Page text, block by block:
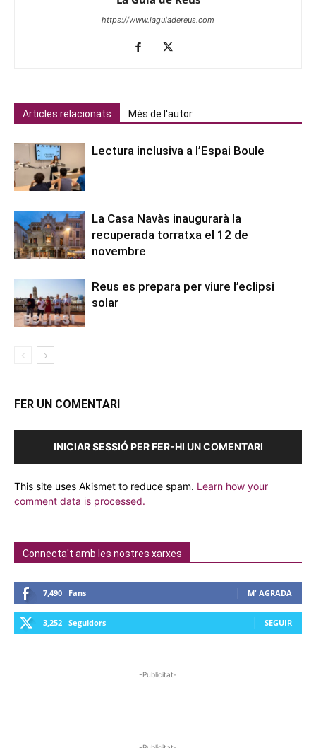
https://www.laguiadereus.com
Articles relacionats Més de l'autor
Lectura inclusiva a l’Espai Boule
La Casa Navàs inaugurarà la
recuperada torratxa el 12 de
novembre
Reus es prepara per viure l’eclipsi
solar
FER UN COMENTARI
INICIAR SESSIÓ PER FER-HI UN COMENTARI
This site uses Akismet to reduce spam. Learn how your
comment data is processed.
Connecta't amb les nostres xarxes
7,490 Fans M' AGRADA
3,252 Seguidors SEGUIR
-Publicitat-